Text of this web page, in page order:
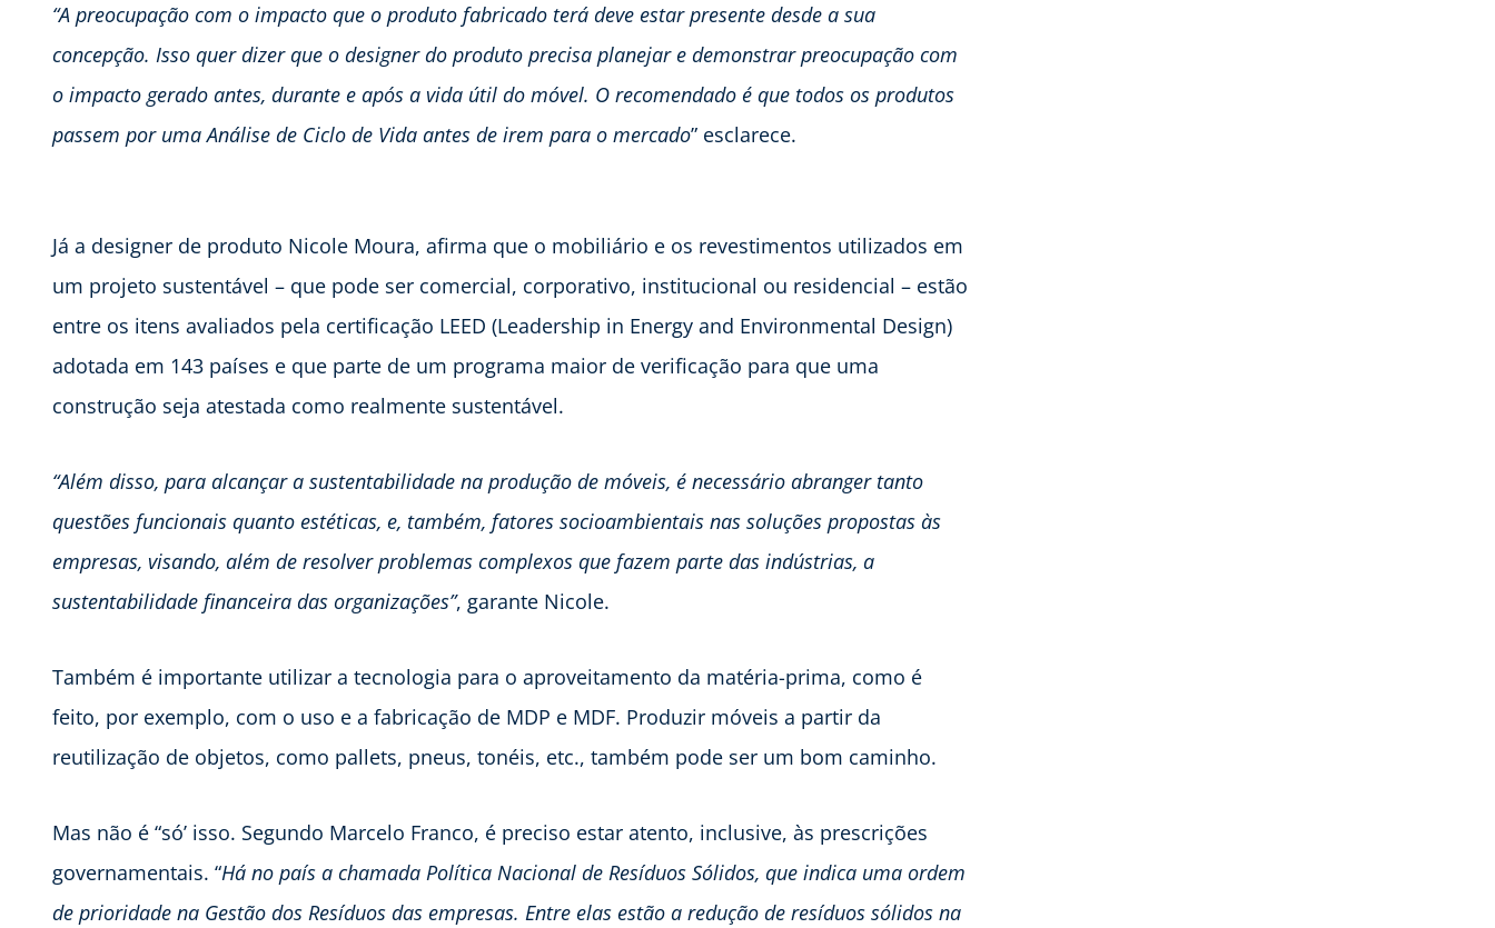
“A preocupação com o impacto que o produto fabricado terá deve estar presente desde a sua
concepção. Isso quer dizer que o designer do produto precisa planejar e demonstrar preocupação com
o impacto gerado antes, durante e após a vida útil do móvel. O recomendado é que todos os produtos
passem por uma Análise de Ciclo de Vida antes de irem para o mercado” esclarece.
Já a designer de produto Nicole Moura, afirma que o mobiliário e os revestimentos utilizados em
um projeto sustentável – que pode ser comercial, corporativo, institucional ou residencial – estão
entre os itens avaliados pela certificação LEED (Leadership in Energy and Environmental Design)
adotada em 143 países e que parte de um programa maior de verificação para que uma
construção seja atestada como realmente sustentável.
“Além disso, para alcançar a sustentabilidade na produção de móveis, é necessário abranger tanto
questões funcionais quanto estéticas, e, também, fatores socioambientais nas soluções propostas às
empresas, visando, além de resolver problemas complexos que fazem parte das indústrias, a
sustentabilidade financeira das organizações”, garante Nicole.
Também é importante utilizar a tecnologia para o aproveitamento da matéria-prima, como é
feito, por exemplo, com o uso e a fabricação de MDP e MDF. Produzir móveis a partir da
reutilização de objetos, como pallets, pneus, tonéis, etc., também pode ser um bom caminho.
Mas não é “só’ isso. Segundo Marcelo Franco, é preciso estar atento, inclusive, às prescrições
governamentais. “Há no país a chamada Política Nacional de Resíduos Sólidos, que indica uma ordem
de prioridade na Gestão dos Resíduos das empresas. Entre elas estão a redução de resíduos sólidos na